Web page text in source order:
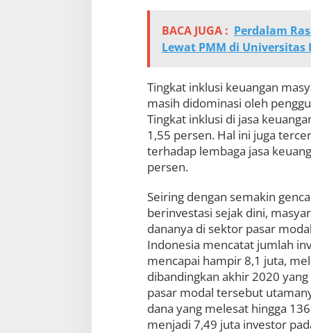
BACA JUGA : Perdalam
Lewat PMM di
Tingkat inklusi keuangan
masih didominasi oleh
Tingkat inklusi di jasa
1,55 persen. Hal ini juga
terhadap lembaga jasa
persen.
Seiring dengan semakin
berinvestasi sejak dini,
dananya di sektor pasar
Indonesia mencatat jumlah
mencapai hampir 8,1 juta,
dibandingkan akhir 2020
pasar modal tersebut
dana yang melesat hingga
menjadi 7,49 juta investor